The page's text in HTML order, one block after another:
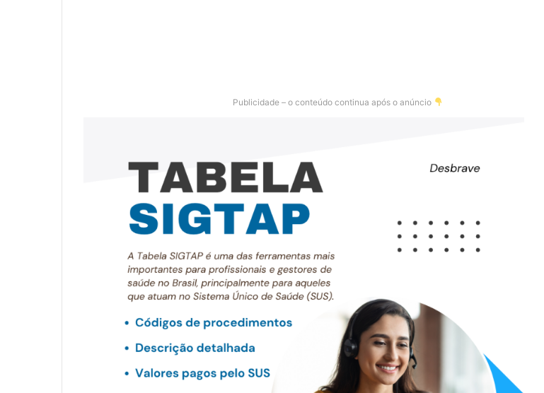
Publicidade – o conteúdo continua após o anúncio